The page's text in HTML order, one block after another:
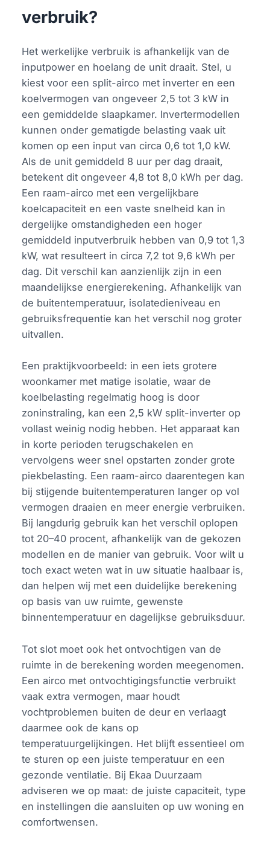
verbruik?
Het werkelijke verbruik is afhankelijk van de
inputpower en hoelang de unit draait. Stel, u
kiest voor een split-airco met inverter en een
koelvermogen van ongeveer 2,5 tot 3 kW in
een gemiddelde slaapkamer. Invertermodellen
kunnen onder gematigde belasting vaak uit
komen op een input van circa 0,6 tot 1,0 kW.
Als de unit gemiddeld 8 uur per dag draait,
betekent dit ongeveer 4,8 tot 8,0 kWh per dag.
Een raam-airco met een vergelijkbare
koelcapaciteit en een vaste snelheid kan in
dergelijke omstandigheden een hoger
gemiddeld inputverbruik hebben van 0,9 tot 1,3
kW, wat resulteert in circa 7,2 tot 9,6 kWh per
dag. Dit verschil kan aanzienlijk zijn in een
maandelijkse energierekening. Afhankelijk van
de buitentemperatuur, isolatedieniveau en
gebruiksfrequentie kan het verschil nog groter
uitvallen.
Een praktijkvoorbeeld: in een iets grotere
woonkamer met matige isolatie, waar de
koelbelasting regelmatig hoog is door
zoninstraling, kan een 2,5 kW split-inverter op
vollast weinig nodig hebben. Het apparaat kan
in korte perioden terugschakelen en
vervolgens weer snel opstarten zonder grote
piekbelasting. Een raam-airco daarentegen kan
bij stijgende buitentemperaturen langer op vol
vermogen draaien en meer energie verbruiken.
Bij langdurig gebruik kan het verschil oplopen
tot 20–40 procent, afhankelijk van de gekozen
modellen en de manier van gebruik. Voor wilt u
toch exact weten wat in uw situatie haalbaar is,
dan helpen wij met een duidelijke berekening
op basis van uw ruimte, gewenste
binnentemperatuur en dagelijkse gebruiksduur.
Tot slot moet ook het ontvochtigen van de
ruimte in de berekening worden meegenomen.
Een airco met ontvochtigingsfunctie verbruikt
vaak extra vermogen, maar houdt
vochtproblemen buiten de deur en verlaagt
daarmee ook de kans op
temperatuurgelijkingen. Het blijft essentieel om
te sturen op een juiste temperatuur en een
gezonde ventilatie. Bij Ekaa Duurzaam
adviseren we op maat: de juiste capaciteit, type
en instellingen die aansluiten op uw woning en
comfortwensen.